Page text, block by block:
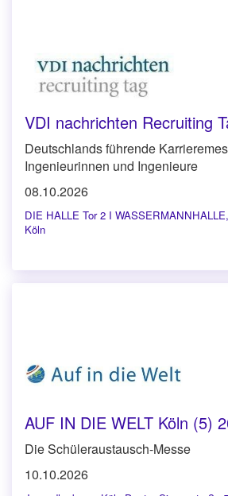
VDI nachrichten Recruiting
Deutschlands führende
Ingenieurinnen und Ingenieure
08.10.2026
DIE HALLE Tor 2 I WASSERMANNHALLE,
Köln
AUF IN DIE WELT Köln (5)
Die Schüleraustausch-Messe
10.10.2026